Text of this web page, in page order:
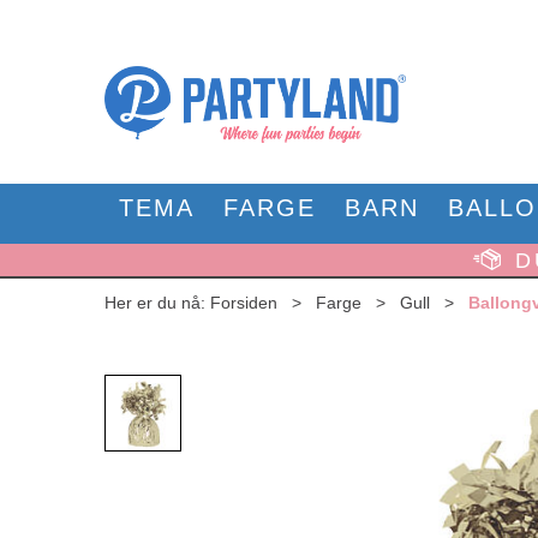
TEMA FARGE BARN
Her er du nå: Forsiden > Farge > Gull >